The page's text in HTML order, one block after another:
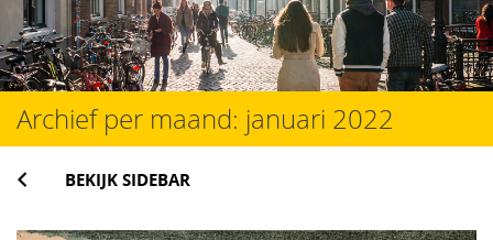
naar
het
inhoud
Archief per maand: januari 2022
BEKIJK SIDEBAR